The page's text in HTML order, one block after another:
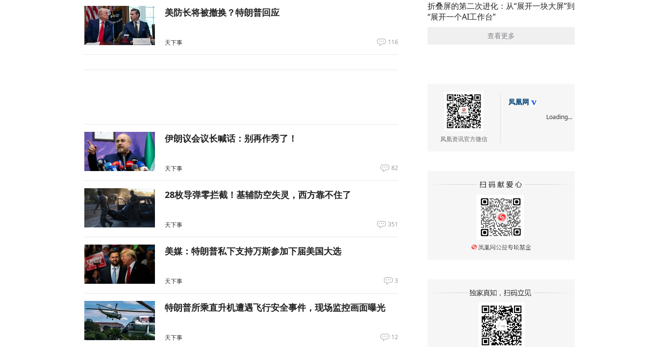
美防长将被撤换？特朗普回应
天下事 116
伊朗议会议长喊话：别再作秀了！
天下事 82
28枚导弹零拦截！基辅防空失灵，西方靠不住了
天下事 351
美媒：特朗普私下支持万斯参加下届美国大选
天下事 3
特朗普所乘直升机遭遇飞行安全事件，现场监控画面曝光
天下事 12
折叠屏的第二次进化：从“展开一块大屏”到
“展开一个AI工作台”
查看更多
凤凰资讯官方微信
凤凰网
Loading...